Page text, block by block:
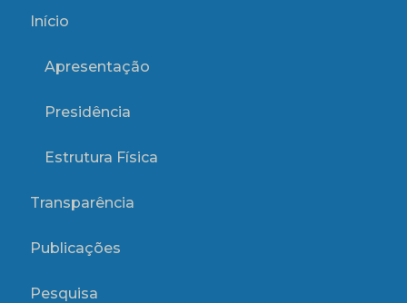
Início
Apresentação
Presidência
Estrutura Física
Transparência
Publicações
Pesquisa